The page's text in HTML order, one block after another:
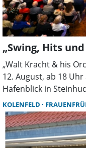
„Swing, Hits
„Walt Kracht & his
12. August, ab 18
Hafenblick in
& Evergreens”
Musikprogramm,
KOLENFELD